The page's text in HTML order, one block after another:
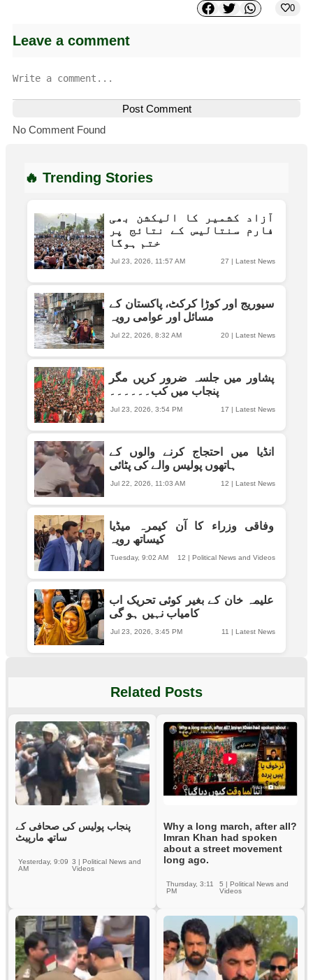
0
Leave a comment
Post Comment
No Comment Found
🔥 Trending Stories
آزاد کشمیر کا الیکشن بھی
فارم سنتالیس کے نتائج پر
ختم ہوگا
27 | Latest News
Jul 23, 2026, 11:57 AM
سیوریج اور کوڑا کرکٹ، پاکستان کے
مسائل اور عوامی رویہ
20 | Latest News
Jul 22, 2026, 8:32 AM
پشاور میں جلسہ ضرور کریں مگر
پنجاب میں کب۔۔۔۔۔۔
17 | Latest News
Jul 23, 2026, 3:54 PM
انڈیا میں احتجاج کرنے والوں کے
ہاتھوں پولیس والے کی پٹائی
12 | Latest News
Jul 22, 2026, 11:03 AM
وفاقی وزراء کا آن کیمرہ میڈیا
کیساتھ رویہ
12 | Political News and Videos
Tuesday, 9:02 AM
علیمہ خان کے بغیر کوئی تحریک اب
کامیاب نہیں ہو گی
11 | Latest News
Jul 23, 2026, 3:45 PM
Related Posts
پنجاب پولیس کی صحافی کے
ساتھ مارپیٹ
3 |Political News and
Videos
Yesterday, 9:09
AM
Why a long march, after all?
Imran Khan had spoken
about a street movement
long ago.
5 | Political News and
Videos
Thursday, 3:11
PM